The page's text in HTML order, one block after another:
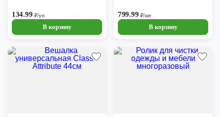
Ярославль
134.99 ₽/уп
В корзину
799.99 ₽/шт
В корзину